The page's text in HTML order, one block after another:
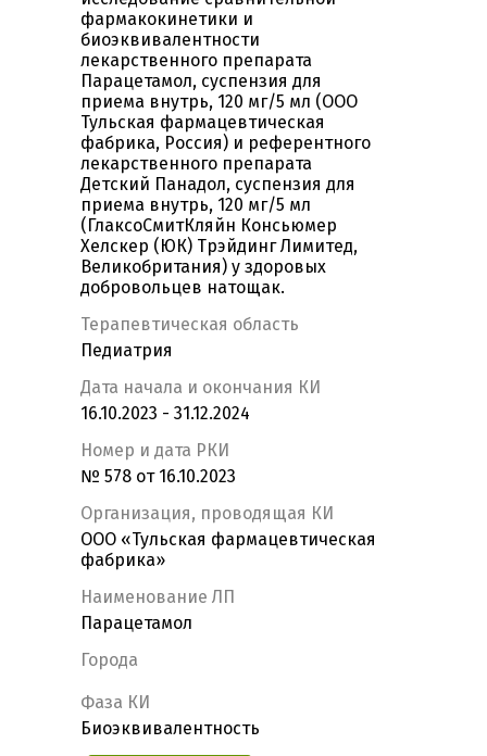
фармакокинетики и
биоэквивалентности
лекарственного препарата
Парацетамол, суспензия для
приема внутрь, 120 мг/5 мл (ООО
Тульская фармацевтическая
фабрика, Россия) и референтного
лекарственного препарата
Детский Панадол, суспензия для
приема внутрь, 120 мг/5 мл
(ГлаксоСмитКляйн Консьюмер
Хелскер (ЮК) Трэйдинг Лимитед,
Великобритания) у здоровых
добровольцев натощак.
Терапевтическая область
Педиатрия
Дата начала и окончания КИ
16.10.2023 - 31.12.2024
Номер и дата РКИ
№ 578 от 16.10.2023
Организация, проводящая КИ
ООО «Тульская фармацевтическая
фабрика»
Наименование ЛП
Парацетамол
Города
Фаза КИ
Биоэквивалентность